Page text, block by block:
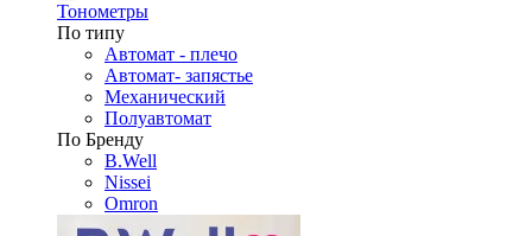
Тонометры
По типу
Автомат - плечо
Автомат- запястье
Механический
Полуавтомат
По Бренду
B.Well
Nissei
Omron